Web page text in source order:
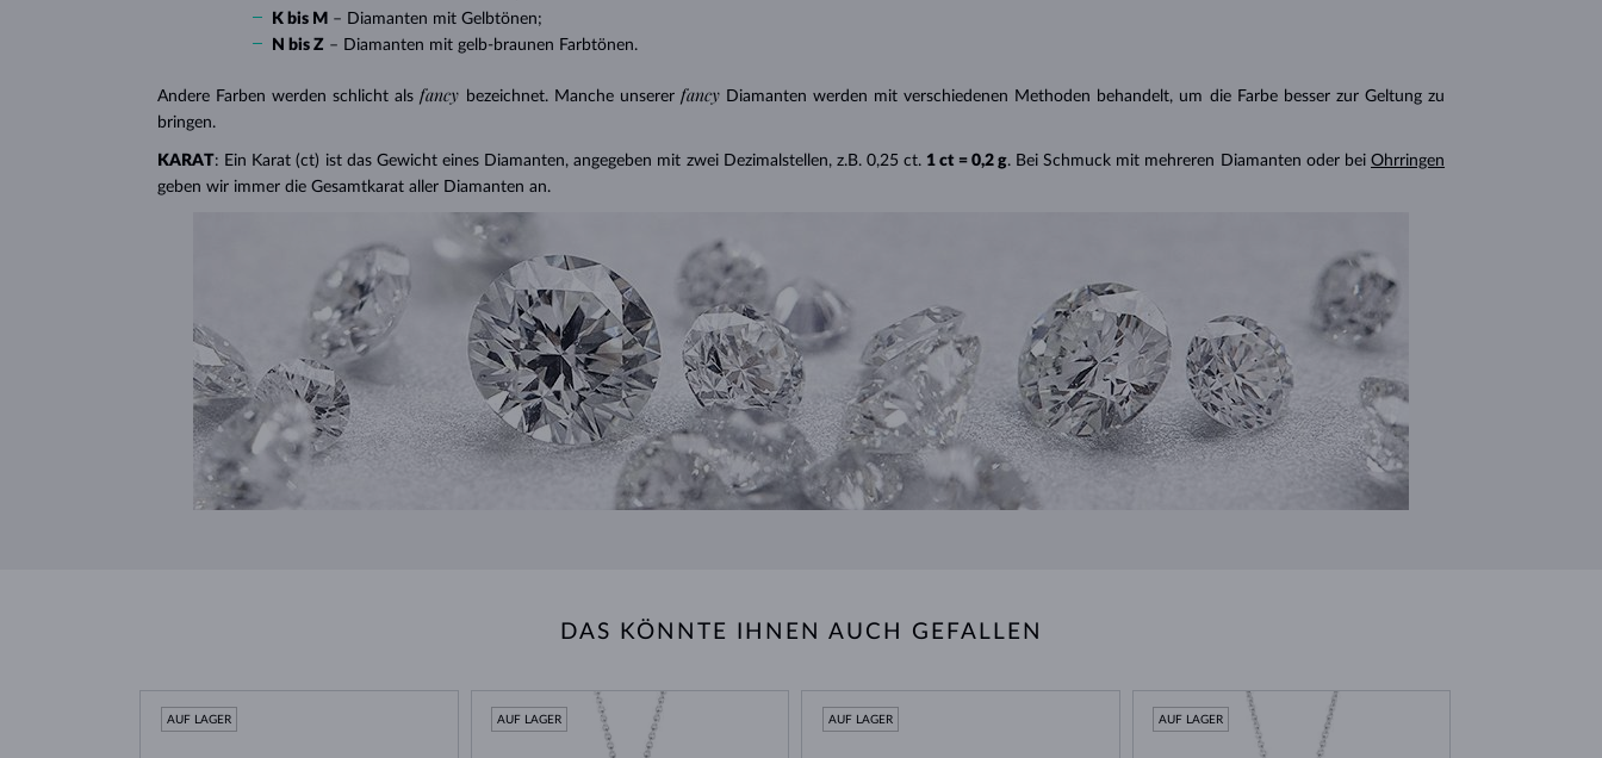
K bis M – Diamanten mit Gelbtönen;
N bis Z – Diamanten mit gelb-braunen Farbtönen.
Andere Farben werden schlicht als fancy bezeichnet. Manche unserer fancy Diamanten werden mit verschiedenen Methoden behandelt, um die Farbe besser zur Geltung zu
bringen.
KARAT: Ein Karat (ct) ist das Gewicht eines Diamanten, angegeben mit zwei Dezimalstellen, z.B. 0,25 ct. 1 ct = 0,2 g. Bei Schmuck mit mehreren Diamanten oder bei Ohrringen
geben wir immer die Gesamtkarat aller Diamanten an.
DAS KÖNNTE IHNEN AUCH GEFALLEN
AUF LAGER AUF LAGER AUF LAGER AUF LAGER